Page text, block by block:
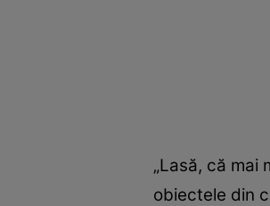
„Lasă, că mai
obiectele din